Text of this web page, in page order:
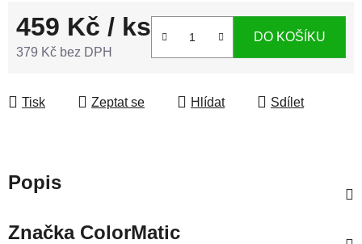
459 Kč / ks
379 Kč bez DPH
DO KOŠÍKU
Tisk Zeptat se Hlídat Sdílet
Popis
ZnačkaColorMatic